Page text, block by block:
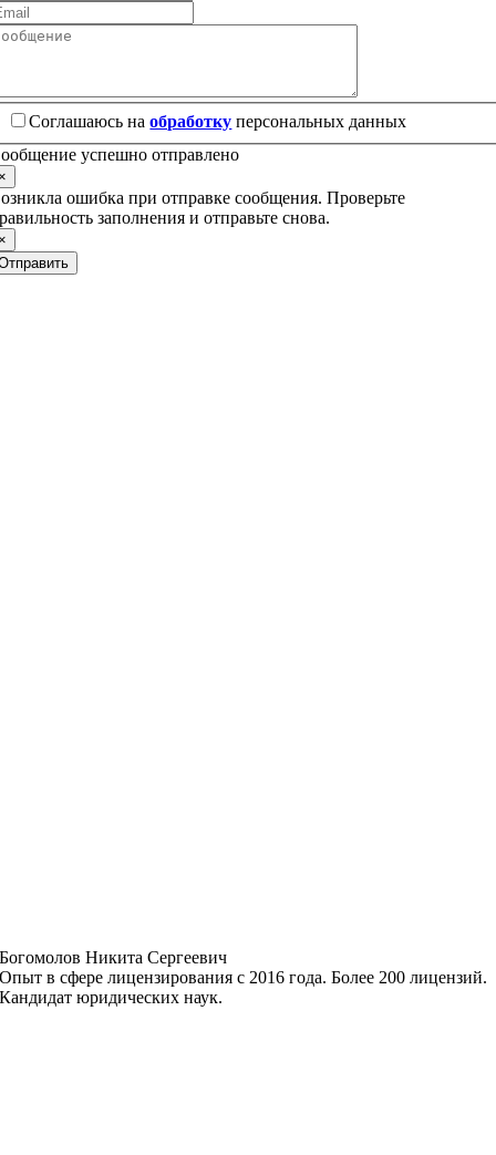
Соглашаюсь наобработку персональных данных
успешно отправлено
ошибка при отправке сообщения. Проверьте
заполнения и отправьте снова.
Богомолов Никита Сергеевич
Опыт в сфере лицензирования с 2016 года. Более 200 лицензий.
Кандидат юридических наук.